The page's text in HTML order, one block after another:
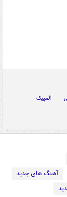
المپیک
آهنگ های جدید